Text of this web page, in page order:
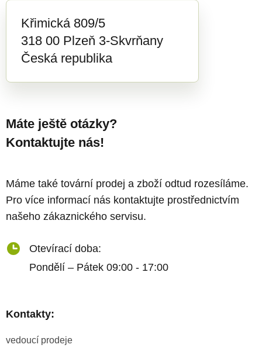
Křimická 809/5
318 00 Plzeň 3-Skvrňany
Česká republika
Máte ještě otázky?
Kontaktujte nás!
Máme také tovární prodej a zboží odtud rozesíláme.
Pro více informací nás kontaktujte prostřednictvím
našeho zákaznického servisu.
Otevírací doba:
Pondělí – Pátek 09:00 - 17:00
Kontakty:
vedoucí prodeje